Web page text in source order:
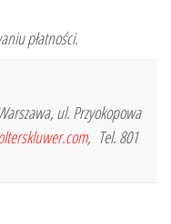
płatności.
ul. Przyokopowa
, Tel. 801